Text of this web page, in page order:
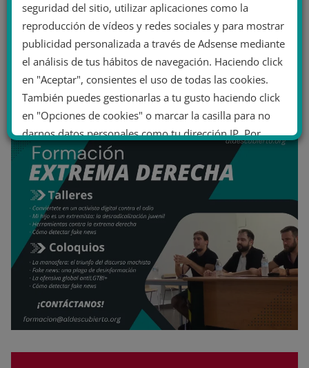
seguridad del sitio, utilizar aplicaciones como la
reproducción de vídeos y redes sociales y para mostrar
publicidad personalizada a través de Adsense mediante
el análisis de tus hábitos de navegación. Haciendo click
en "Aceptar", consientes el uso de todas las cookies.
También puedes gestionarlas a tu gusto haciendo click
en "Opciones de cookies" o marcar la casilla para no
darnos datos personales como tu dirección IP. Por
último, puedes leer nuestra Política de cookies.
No dar mi información personal
Opciones de cookies Aceptar cookies
Rechazar cookies Política de cookies